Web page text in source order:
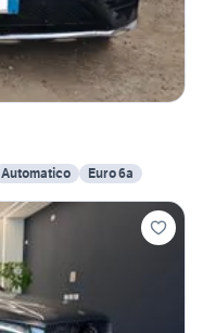
Automatico Euro 6a